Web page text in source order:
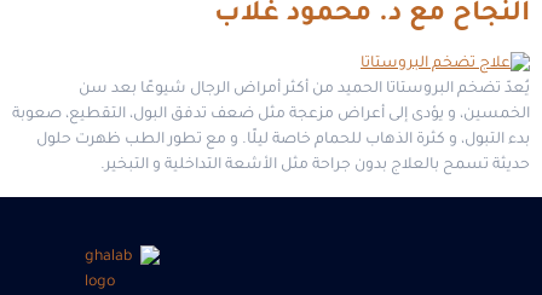
النجاح مع د. محمود غلاب
يُعدّ تضخم البروستاتا الحميد من أكثر أمراض الرجال شيوعًا بعد سن
الخمسين، و يؤدى إلى أعراض مزعجة مثل ضعف تدفق البول، التقطيع، صعوبة
بدء التبول، و كثرة الذهاب للحمام خاصة ليلًا. و مع تطور الطب ظهرت حلول
حديثة تسمح بالعلاج بدون جراحة مثل الأشعة التداخلية و التبخير.